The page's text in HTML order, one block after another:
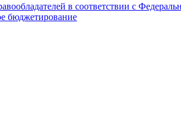
в соответствии с
бюджетирование